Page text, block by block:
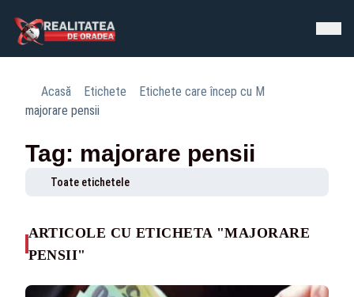
Acasă Etichete
Etichete care încep cu M
majorare pensii
Tag: majorare pensii
Toate etichetele
ARTICOLE CU ETICHETA "MAJORARE
PENSII"